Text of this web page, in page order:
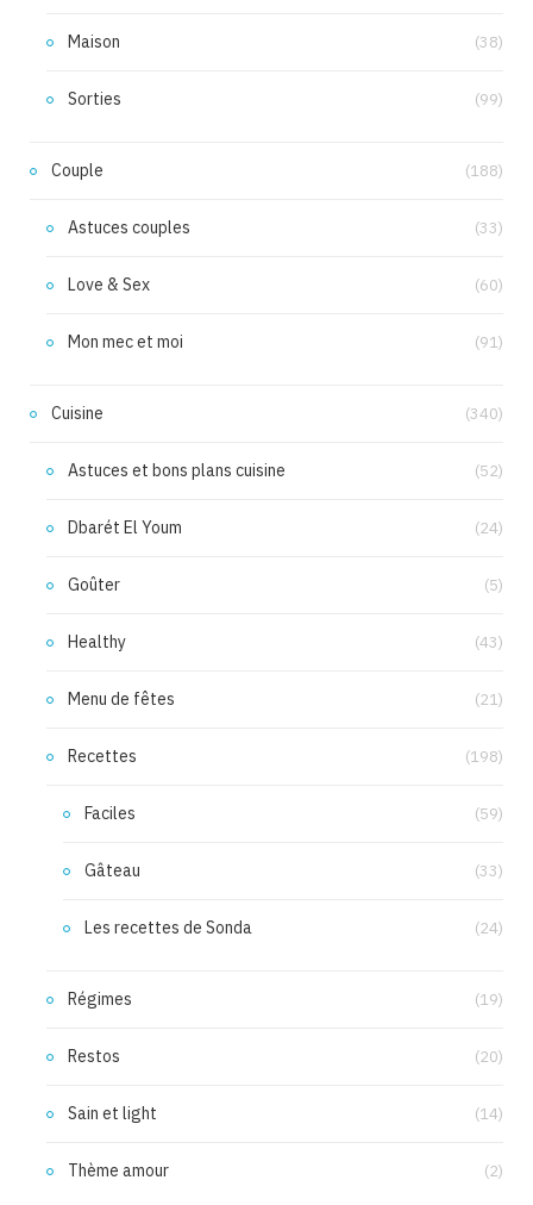
Maison (38)
Sorties (99)
Couple (188)
Astuces couples (33)
Love & Sex (60)
Mon mec et moi (91)
Cuisine (340)
Astuces et bons plans cuisine (52)
Dbarét El Youm (24)
Goûter (5)
Healthy (43)
Menu de fêtes (21)
Recettes (198)
Faciles (59)
Gâteau (33)
Les recettes de Sonda (24)
Régimes (19)
Restos (20)
Sain et light (14)
Thème amour (2)